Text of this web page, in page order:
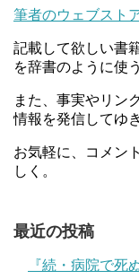
筆者のウェブスト
記載して欲しい書
を辞書のように使
また、事実やリン
情報を発信してゆ
お気軽に、コメント
しく。
最近の投稿
『続・病院で死